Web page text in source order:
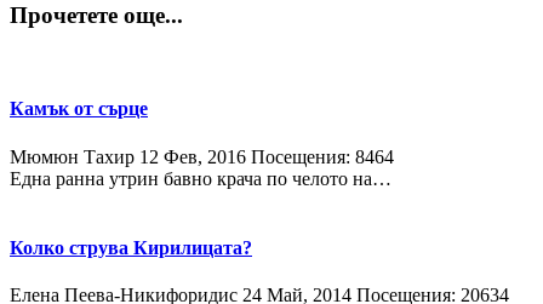
Прочетете още...
Камък от сърце
Мюмюн Тахир 12 Фев, 2016 Посещения: 8464
Една ранна утрин бавно крача по челото на…
Колко струва Кирилицата?
Елена Пеева-Никифоридис 24 Май, 2014 Посещения: 20634